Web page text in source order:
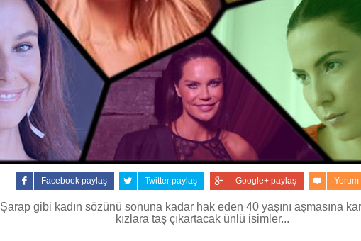
Facebook paylaş Twitter paylaş Google+ paylaş Yorum
Şarap gibi kadın sözünü sonuna kadar hak eden 40 yaşını aşmasına
kızlara taş çıkartacak ünlü isimler...